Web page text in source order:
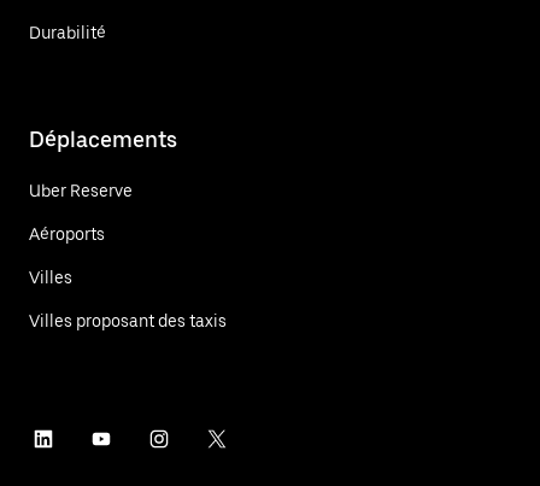
Durabilité
Déplacements
Uber Reserve
Aéroports
Villes
Villes proposant des taxis